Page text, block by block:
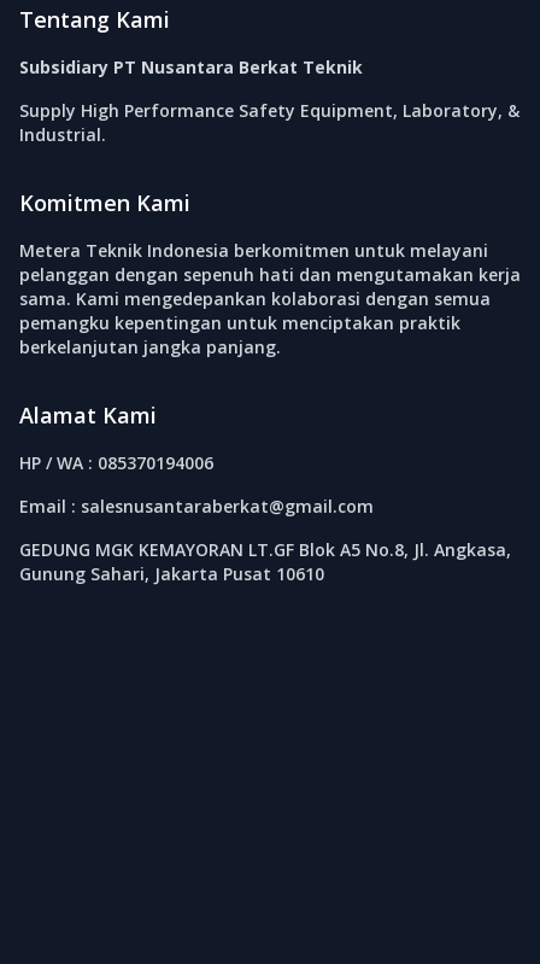
Tentang Kami
Subsidiary PT Nusantara Berkat Teknik
Supply High Performance Safety Equipment, Laboratory, &
Industrial.
Komitmen Kami
Metera Teknik Indonesia berkomitmen untuk melayani
pelanggan dengan sepenuh hati dan mengutamakan kerja
sama. Kami mengedepankan kolaborasi dengan semua
pemangku kepentingan untuk menciptakan praktik
berkelanjutan jangka panjang.
Alamat Kami
HP / WA : 085370194006
Email : salesnusantaraberkat@gmail.com
GEDUNG MGK KEMAYORAN LT.GF Blok A5 No.8, Jl. Angkasa,
Gunung Sahari, Jakarta Pusat 10610